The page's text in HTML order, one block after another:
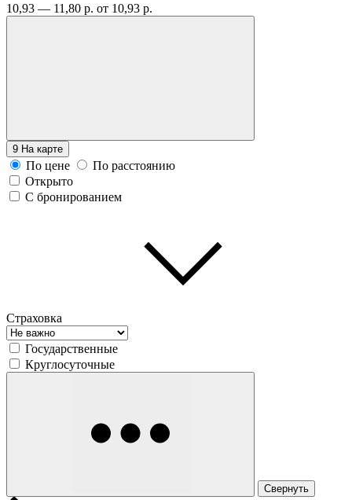
10,93 — 11,80 р. от 10,93 р.
9 На карте
По цене
По расстоянию
Открыто
С бронированием
Страховка
Государственные
Круглосуточные
Свернуть